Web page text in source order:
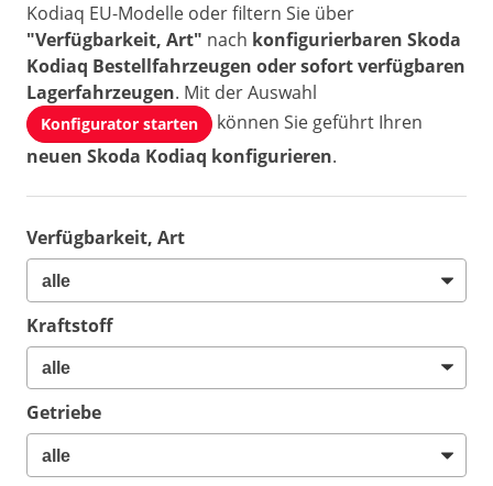
Kodiaq EU-Modelle oder filtern Sie über
"Verfügbarkeit, Art" nach konfigurierbaren Skoda
Kodiaq Bestellfahrzeugen oder sofort verfügbaren
Lagerfahrzeugen. Mit der Auswahl
Konfigurator starten
können Sie geführt Ihren
neuen Skoda Kodiaq konfigurieren.
Verfügbarkeit, Art
Kraftstoff
Getriebe